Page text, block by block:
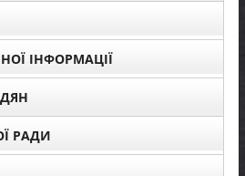
ІНФОРМАЦІЇ
РАДИ